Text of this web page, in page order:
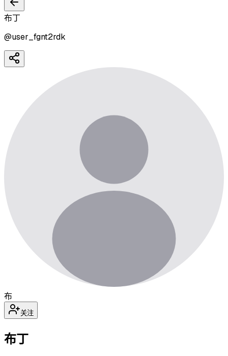
布丁
@user_fgnt2rdk
布
关注
布丁